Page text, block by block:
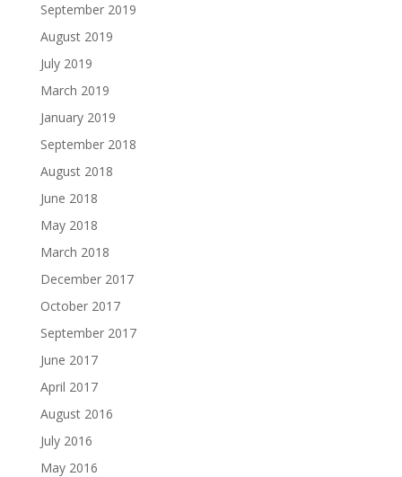
September 2019
August 2019
July 2019
March 2019
January 2019
September 2018
August 2018
June 2018
May 2018
March 2018
December 2017
October 2017
September 2017
June 2017
April 2017
August 2016
July 2016
May 2016